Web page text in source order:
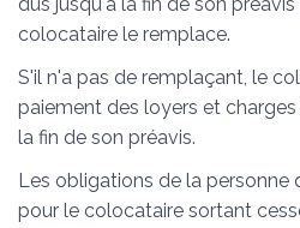
colocataire le remplace.
S'il n'a pas de remplaçant, le
paiement des loyers et
la fin de son préavis.
Les obligations de la personne
pour le colocataire sortant